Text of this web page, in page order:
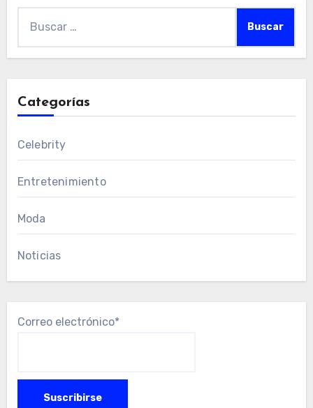
Categorías
Celebrity
Entretenimiento
Moda
Noticias
Correo electrónico*